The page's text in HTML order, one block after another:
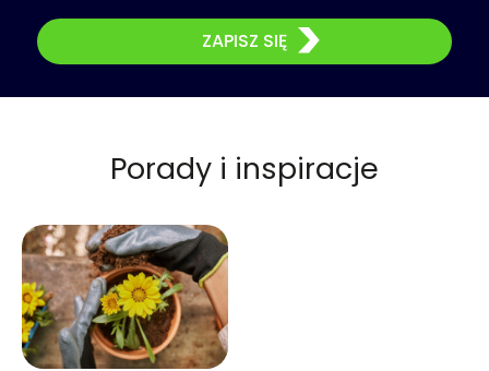
ZAPISZ SIĘ
Porady i inspiracje